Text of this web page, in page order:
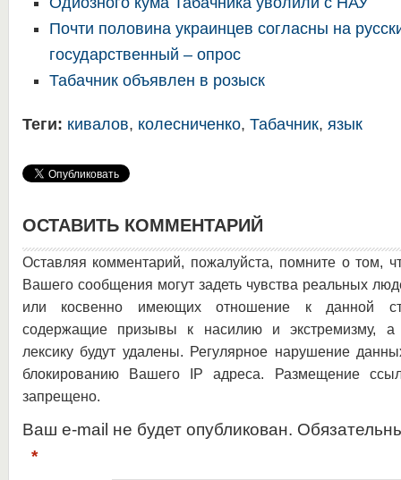
Почти половина украинцев согласны на
государственный – опрос
Табачник объявлен в розыск
Теги: кивалов, колесниченко, Табачник, язык
ОСТАВИТЬ КОММЕНТАРИЙ
Оставляя комментарий, пожалуйста, помните о том,
Вашего сообщения могут задеть чувства реальных
или косвенно имеющих отношение к данной
содержащие призывы к насилию и экстремизму, а
лексику будут удалены. Регулярное нарушение
блокированию Вашего IP адреса. Размещение
запрещено.
Ваш e-mail не будет опубликован.
*